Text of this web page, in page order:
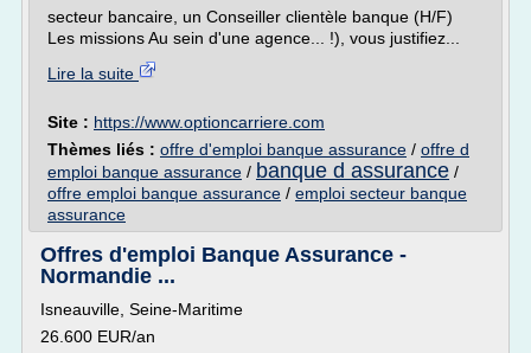
secteur bancaire, un Conseiller clientèle banque (H/F)
Les missions Au sein d'une agence... !), vous justifiez...
Lire la suite
Site : https://www.optioncarriere.com
Thèmes liés : offre d'emploi banque assurance / offre d
emploi banque assurance / banque d assurance /
offre emploi banque assurance / emploi secteur banque
assurance
Offres d'emploi Banque Assurance -
Normandie ...
Isneauville, Seine-Maritime
26.600 EUR/an